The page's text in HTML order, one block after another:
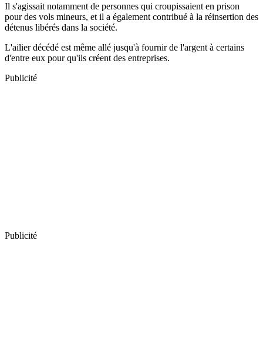
Il s'agissait notamment de personnes qui croupissaient en prison
pour des vols mineurs, et il a également contribué à la réinsertion des
détenus libérés dans la société.
L'ailier décédé est même allé jusqu'à fournir de l'argent à certains
d'entre eux pour qu'ils créent des entreprises.
Publicité
Publicité